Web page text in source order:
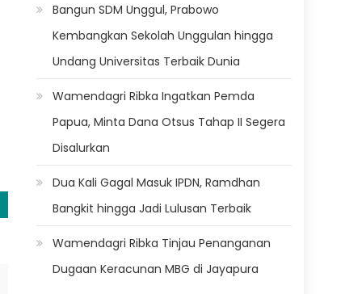
Bangun SDM Unggul, Prabowo
Kembangkan Sekolah Unggulan hingga
Undang Universitas Terbaik Dunia
Wamendagri Ribka Ingatkan Pemda
Papua, Minta Dana Otsus Tahap II Segera
Disalurkan
Dua Kali Gagal Masuk IPDN, Ramdhan
Bangkit hingga Jadi Lulusan Terbaik
Wamendagri Ribka Tinjau Penanganan
Dugaan Keracunan MBG di Jayapura